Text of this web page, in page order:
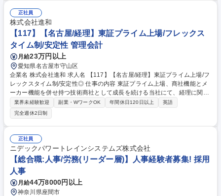
者がいない為、ご自身のこれまでの経験やノウハウを当社に展開し、当社
の採用力強化及び人事制度の改定・研修制度を活用した従業員の育成に貢
献して頂くことを期待しています。 募集職種 【大阪/人事】転勤無/マイカ
ー通勤可/WEB面接可/神鋼商事の関連会社
正社員
株式会社進和
【117】【名古屋/経理】東証プライム上場/フレックス
タイム制/安定性 管理会計
月給23万円以上
愛知県名古屋市守山区
企業名 株式会社進和 求人名 【117】【名古屋/経理】東証プライム上場/フ
レックスタイム制/安定性◎ 仕事の内容 東証プライム上場、商社機能とメ
ーカー機能を併せ持つ技術商社として成長を続ける当社にて、経理に関す
る業務をお任せします。上場企業となるため、経理として様々な経験を積
むことができる環境です。 単体・連結決算、税務対応、管理会計など、経
営を支える重要な業務を担当していただきます。 国内外のグループ会社に
経理支援をするなど業務の幅が広く、新しいことにもチャレンジしながら
グローバルな視点で圧倒的な成長を実現可能です。 募集職種 【117】【名
古屋/経理】東証プライム上場/フレックスタイム制/安定性◎
業界未経験歓迎 副業・WワークOK 年間休日120日以上
英語
完全週休2日制
正社員
ニデックパワートレインシステムズ株式会社
【総合職:人事/労務(リーダー層)】人事経験者募集! 採用
人事
月給44万8000円以上
神奈川県座間市